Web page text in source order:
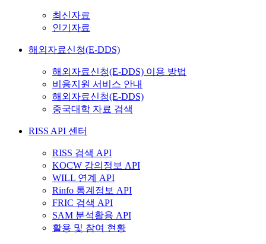
최신자료
인기자료
해외자료신청(E-DDS)
해외자료신청(E-DDS) 이용 방법
비용지원 서비스 안내
해외자료신청(E-DDS)
중국대학 자료 검색
RISS API 센터
RISS 검색 API
KOCW 강의정보 API
WILL 연계 API
Rinfo 통계정보 API
FRIC 검색 API
SAM 분석활용 API
활용 및 참여 현황